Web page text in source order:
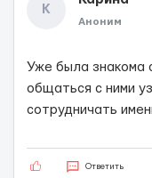
К
Аноним
Уже была знакома
общаться с ними
сотрудничать
Ответить